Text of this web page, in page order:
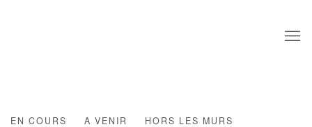
EN COURS A VENIR
HORS LES MURS